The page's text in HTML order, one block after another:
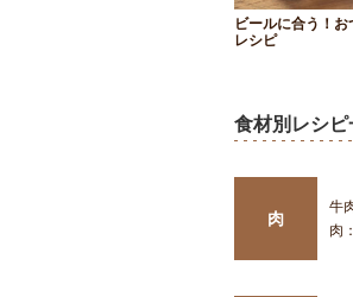
ビールに合う！お
レシピ
食材別レシピ
肉
牛
肉